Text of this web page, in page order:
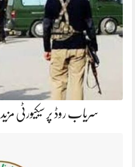
سریاب روڈ پر سیکیورٹی مزید سخت، 6 ہزار